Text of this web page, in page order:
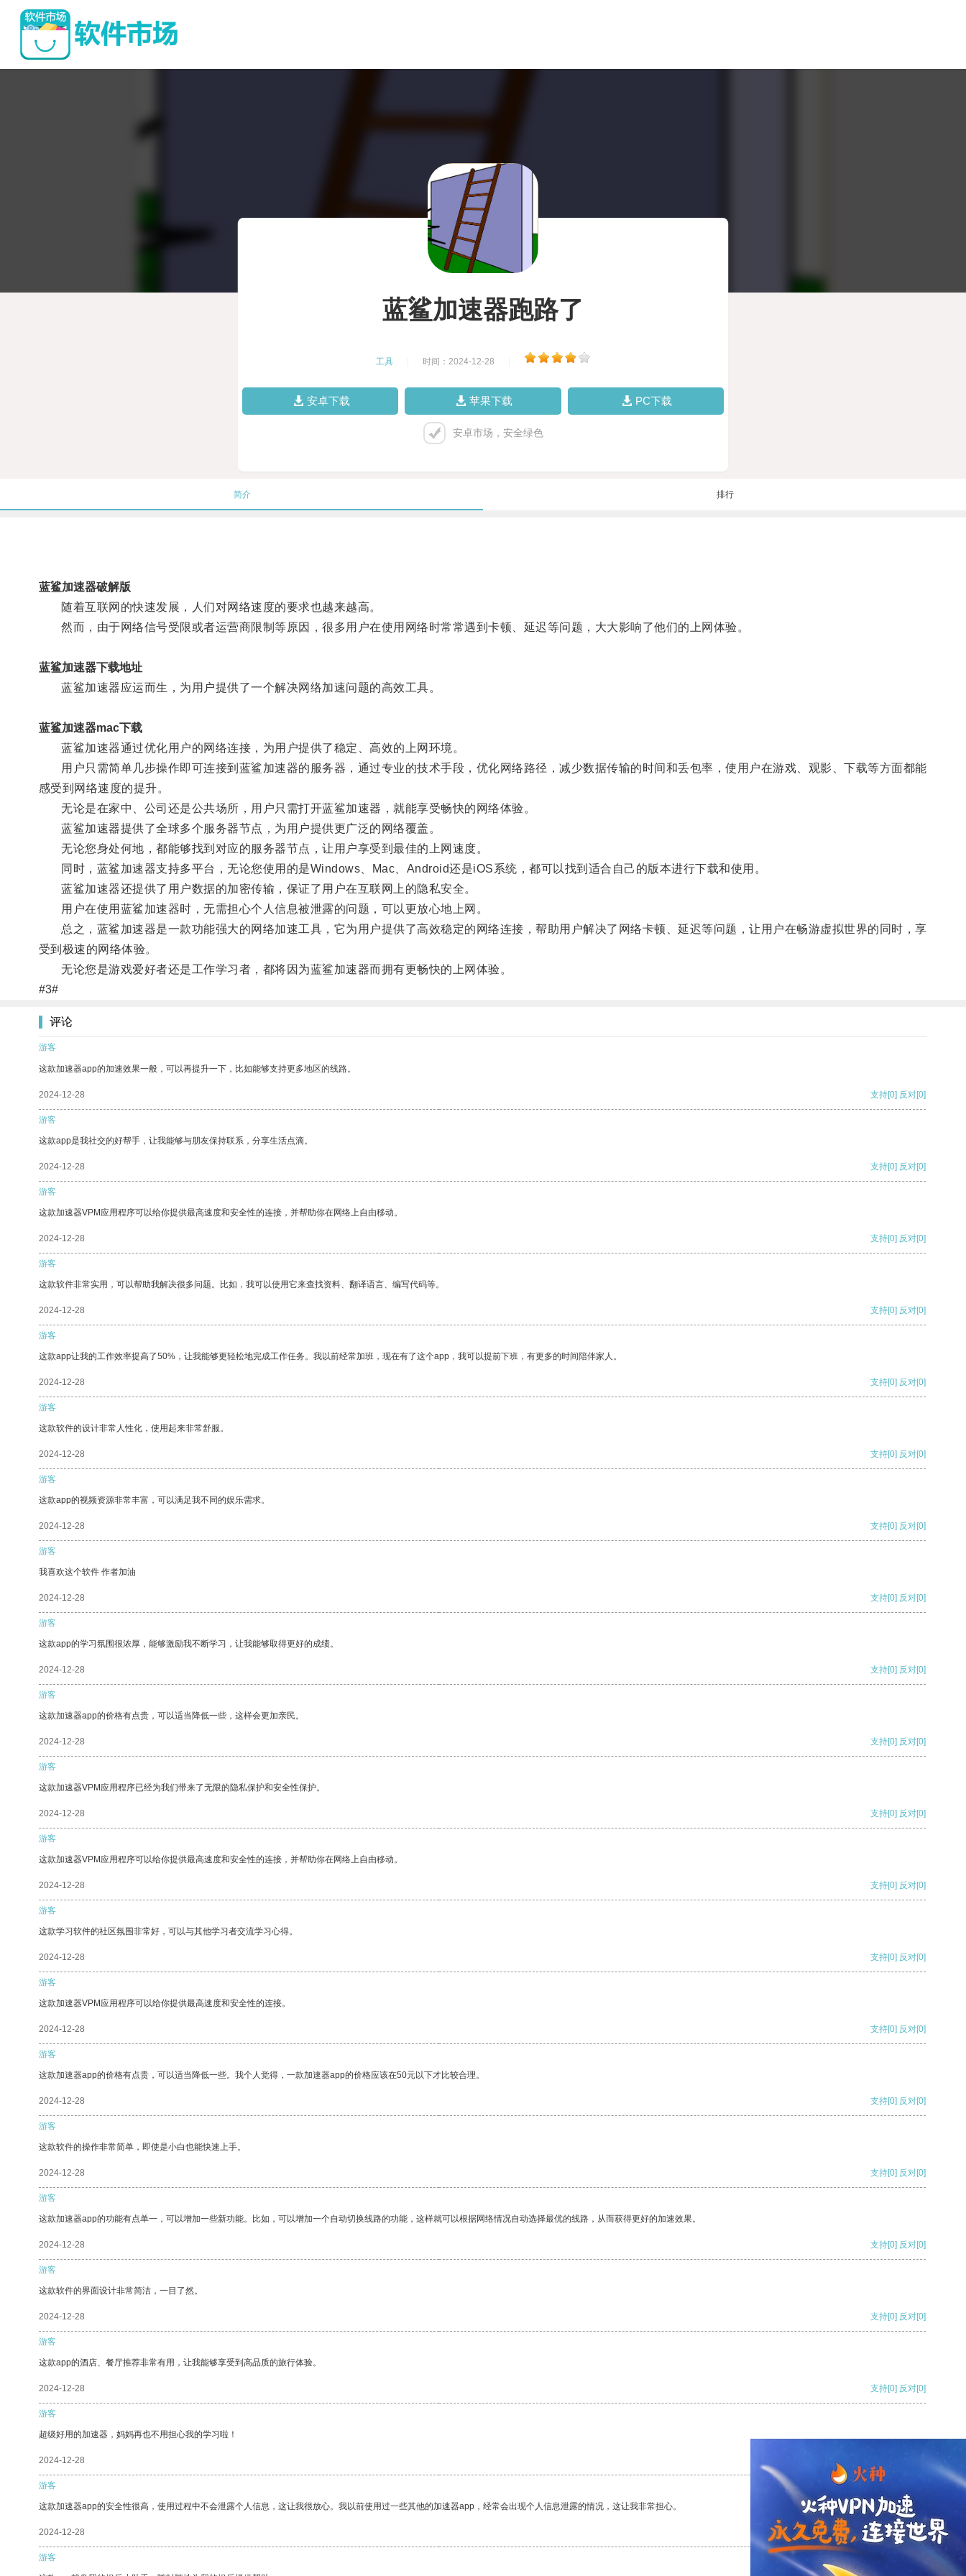
蓝鲨加速器跑路了
工具 时间：2024-12-28
安卓下载 苹果下载 PC下载
安卓市场，安全绿色
简介 排行
蓝鲨加速器破解版
随着互联网的快速发展，人们对网络速度的要求也越来越高。
然而，由于网络信号受限或者运营商限制等原因，很多用户在使用网络时常常遇到卡顿、延迟等问题，大大影响了他们的上网体验。
蓝鲨加速器下载地址
蓝鲨加速器应运而生，为用户提供了一个解决网络加速问题的高效工具。
蓝鲨加速器mac下载
蓝鲨加速器通过优化用户的网络连接，为用户提供了稳定、高效的上网环境。
用户只需简单几步操作即可连接到蓝鲨加速器的服务器，通过专业的技术手段，优化网络路径，减少数据传输的时间和丢包率，使用户在游戏、观影、下载等方面都能
感受到网络速度的提升。
无论是在家中、公司还是公共场所，用户只需打开蓝鲨加速器，就能享受畅快的网络体验。
蓝鲨加速器提供了全球多个服务器节点，为用户提供更广泛的网络覆盖。
无论您身处何地，都能够找到对应的服务器节点，让用户享受到最佳的上网速度。
同时，蓝鲨加速器支持多平台，无论您使用的是Windows、Mac、Android还是iOS系统，都可以找到适合自己的版本进行下载和使用。
蓝鲨加速器还提供了用户数据的加密传输，保证了用户在互联网上的隐私安全。
用户在使用蓝鲨加速器时，无需担心个人信息被泄露的问题，可以更放心地上网。
总之，蓝鲨加速器是一款功能强大的网络加速工具，它为用户提供了高效稳定的网络连接，帮助用户解决了网络卡顿、延迟等问题，让用户在畅游虚拟世界的同时，享
受到极速的网络体验。
无论您是游戏爱好者还是工作学习者，都将因为蓝鲨加速器而拥有更畅快的上网体验。
#3#
评论
游客
这款加速器app的加速效果一般，可以再提升一下，比如能够支持更多地区的线路。
2024-12-28 支持[0] 反对[0]
游客
这款app是我社交的好帮手，让我能够与朋友保持联系，分享生活点滴。
2024-12-28 支持[0] 反对[0]
游客
这款加速器VPM应用程序可以给你提供最高速度和安全性的连接，并帮助你在网络上自由移动。
2024-12-28 支持[0] 反对[0]
游客
这款软件非常实用，可以帮助我解决很多问题。比如，我可以使用它来查找资料、翻译语言、编写代码等。
2024-12-28 支持[0] 反对[0]
游客
这款app让我的工作效率提高了50%，让我能够更轻松地完成工作任务。我以前经常加班，现在有了这个app，我可以提前下班，有更多的时间陪伴家人。
2024-12-28 支持[0] 反对[0]
游客
这款软件的设计非常人性化，使用起来非常舒服。
2024-12-28 支持[0] 反对[0]
游客
这款app的视频资源非常丰富，可以满足我不同的娱乐需求。
2024-12-28 支持[0] 反对[0]
游客
我喜欢这个软件 作者加油
2024-12-28 支持[0] 反对[0]
游客
这款app的学习氛围很浓厚，能够激励我不断学习，让我能够取得更好的成绩。
2024-12-28 支持[0] 反对[0]
游客
这款加速器app的价格有点贵，可以适当降低一些，这样会更加亲民。
2024-12-28 支持[0] 反对[0]
游客
这款加速器VPM应用程序已经为我们带来了无限的隐私保护和安全性保护。
2024-12-28 支持[0] 反对[0]
游客
这款加速器VPM应用程序可以给你提供最高速度和安全性的连接，并帮助你在网络上自由移动。
2024-12-28 支持[0] 反对[0]
游客
这款学习软件的社区氛围非常好，可以与其他学习者交流学习心得。
2024-12-28 支持[0] 反对[0]
游客
这款加速器VPM应用程序可以给你提供最高速度和安全性的连接。
2024-12-28 支持[0] 反对[0]
游客
这款加速器app的价格有点贵，可以适当降低一些。我个人觉得，一款加速器app的价格应该在50元以下才比较合理。
2024-12-28 支持[0] 反对[0]
游客
这款软件的操作非常简单，即使是小白也能快速上手。
2024-12-28 支持[0] 反对[0]
游客
这款加速器app的功能有点单一，可以增加一些新功能。比如，可以增加一个自动切换线路的功能，这样就可以根据网络情况自动选择最优的线路，从而获得更好的加速效果。
2024-12-28 支持[0] 反对[0]
游客
这款软件的界面设计非常简洁，一目了然。
2024-12-28 支持[0] 反对[0]
游客
这款app的酒店、餐厅推荐非常有用，让我能够享受到高品质的旅行体验。
2024-12-28 支持[0] 反对[0]
游客
超级好用的加速器，妈妈再也不用担心我的学习啦！
2024-12-28
游客
这款加速器app的安全性很高，使用过程中不会泄露个人信息，这让我很放心。我以前使用过一些其他的加速器app，经常会出现个人信息泄露的情况，这让我非常担心。
2024-12-28 支持 [0] 反对[0]
游客